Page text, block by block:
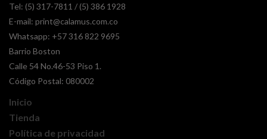
Tel: (5) 317-7811 / (5) 386 1928
E-mail: print@calamus.com.co
Whatsapp: +57 316 822 9695
Barrio Boston
Calle 54 No.46-53 Piso 1.
Código Postal: 080002
Inicio
Tienda
Política de privacidad